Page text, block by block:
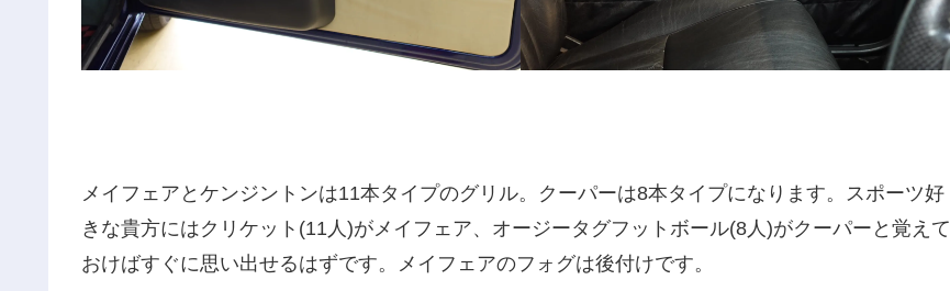
メイフェアとケンジントンは11本タイプのグリル。クーパーは8本タイプになります。スポーツ好
きな貴方にはクリケット(11人)がメイフェア、オージータグフットボール(8人)がクーパーと覚えて
おけばすぐに思い出せるはずです。メイフェアのフォグは後付けです。